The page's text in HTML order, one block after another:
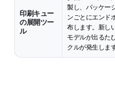
印刷キュー
の展開ツー
ル
製し、パッケー
ンごとにエンド
布します。新し
モデルが出るた
クルが発生します